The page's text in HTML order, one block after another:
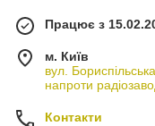
Працює з
м. Київ
вул.
напроти
Контакти